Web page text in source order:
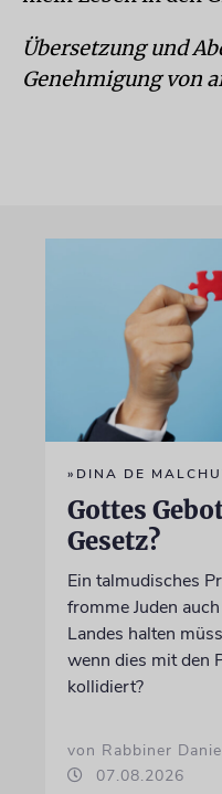
Übersetzung und
Genehmigung von
»DINA DE
Gottes
Gesetz?
Ein talmudisches
fromme Juden
Landes halten
wenn dies mit den
kollidiert?
von Rabbiner
07.08.2026